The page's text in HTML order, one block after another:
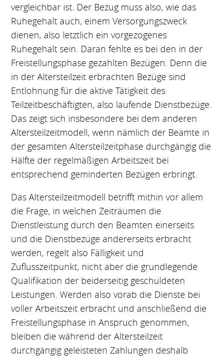
vergleichbar ist. Der Bezug muss also, wie das
Ruhegehalt auch, einem Versorgungszweck
dienen, also letztlich ein vorgezogenes
Ruhegehalt sein. Daran fehlte es bei den in der
Freistellungsphase gezahlten Bezügen. Denn die
in der Altersteilzeit erbrachten Bezüge sind
Entlohnung für die aktive Tätigkeit des
Teilzeitbeschäftigten, also laufende Dienstbezüge.
Das zeigt sich insbesondere bei dem anderen
Altersteilzeitmodell, wenn nämlich der Beamte in
der gesamten Altersteilzeitphase durchgängig die
Hälfte der regelmäßigen Arbeitszeit bei
entsprechend geminderten Bezügen erbringt.
Das Altersteilzeitmodell betrifft mithin vor allem
die Frage, in welchen Zeiträumen die
Dienstleistung durch den Beamten einerseits
und die Dienstbezüge andererseits erbracht
werden, regelt also Fälligkeit und
Zuflusszeitpunkt, nicht aber die grundlegende
Qualifikation der beiderseitig geschuldeten
Leistungen. Werden also vorab die Dienste bei
voller Arbeitszeit erbracht und anschließend die
Freistellungsphase in Anspruch genommen,
bleiben die während der Altersteilzeit
durchgängig geleisteten Zahlungen deshalb